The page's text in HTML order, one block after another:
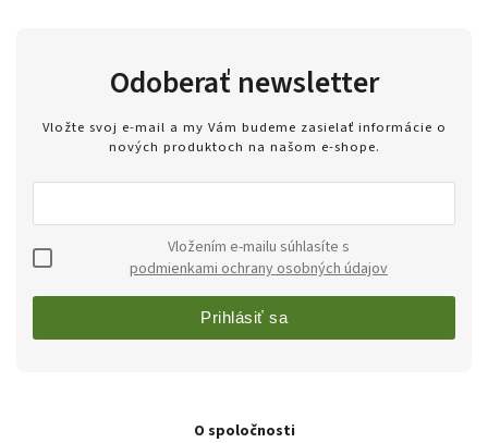
Odoberať newsletter
Vložte svoj e-mail a my Vám budeme zasielať informácie o
nových produktoch na našom e-shope.
podmienkami ochrany osobných údajov
Prihlásiť sa
O spoločnosti